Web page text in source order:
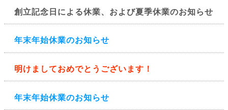
創立記念日による休業、および夏季休業のお知らせ
年末年始休業のお知らせ
明けましておめでとうございます！
年末年始休業のお知らせ